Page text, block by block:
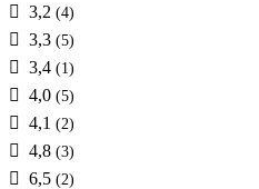
3,2 (4)
3,3 (5)
3,4 (1)
4,0 (5)
4,1 (2)
4,8 (3)
6,5 (2)